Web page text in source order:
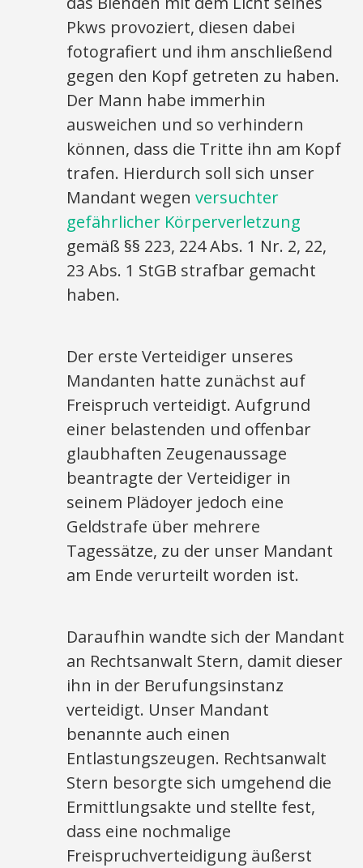
Pkws provoziert, diesen dabei
fotografiert und ihm anschließend
gegen den Kopf getreten zu haben.
Der Mann habe immerhin
ausweichen und so verhindern
können, dass die Tritte ihn am Kopf
trafen. Hierdurch soll sich unser
Mandant wegenversuchter
gefährlicher Körperverletzung
gemäß §§ 223, 224 Abs. 1 Nr. 2, 22,
23 Abs. 1 StGB strafbar gemacht
haben.
Der erste Verteidiger unseres
Mandanten hatte zunächst auf
Freispruch verteidigt. Aufgrund
einer belastenden und offenbar
glaubhaften Zeugenaussage
beantragte der Verteidiger in
seinem Plädoyer jedoch eine
Geldstrafe über mehrere
Tagessätze, zu der unser Mandant
am Ende verurteilt worden ist.
Daraufhin wandte sich der Mandant
an Rechtsanwalt Stern, damit dieser
ihn in der Berufungsinstanz
verteidigt. Unser Mandant
benannte auch einen
Entlastungszeugen. Rechtsanwalt
Stern besorgte sich umgehend die
Ermittlungsakte und stellte fest,
dass eine nochmalige
Freispruchverteidigung äußerst